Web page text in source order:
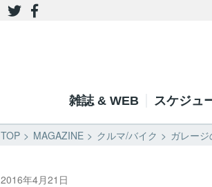
雑誌 & WEB スケジュ
TOP MAGAZINE クルマ/バイク ガレー
2016年4月21日